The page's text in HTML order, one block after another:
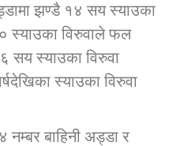
कार्यालय जुम्लाकाे सुचना
झण्डै १४ सय स्याउका
स्याउका विरुवाले फल
सय स्याउका विरुवा
स्याउका विरुवा
नम्बर बाहिनी अड्डा र